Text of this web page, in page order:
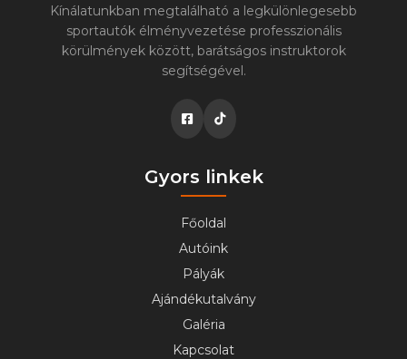
Kínálatunkban megtalálható a legkülönlegesebb
sportautók élményvezetése professzionális
körülmények között, barátságos instruktorok
segítségével.
Gyors linkek
Főoldal
Autóink
Pályák
Ajándékutalvány
Galéria
Kapcsolat